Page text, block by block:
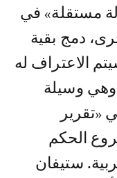
مستقلة» في
دمج بقية
الاعتراف له
وهي وسيلة
«تقرير
الحكم
ستيفان